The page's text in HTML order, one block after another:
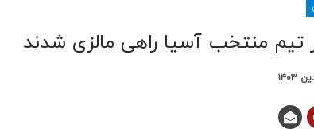
منتخب آسیا راهی مالزی شدند